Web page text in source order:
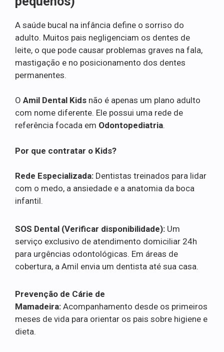
A saúde bucal na infância define o sorriso do
adulto. Muitos pais negligenciam os dentes de
leite, o que pode causar problemas graves na fala,
mastigação e no posicionamento dos dentes
permanentes.
O Amil Dental Kids não é apenas um plano adulto
com nome diferente. Ele possui uma rede de
referência focada em Odontopediatria.
Por que contratar o Kids?
Rede Especializada: Dentistas treinados para lidar
com o medo, a ansiedade e a anatomia da boca
infantil.
SOS Dental (Verificar disponibilidade): Um
serviço exclusivo de atendimento domiciliar 24h
para urgências odontológicas. Em áreas de
cobertura, a Amil envia um dentista até sua casa.
Prevenção de Cárie de
Mamadeira: Acompanhamento desde os primeiros
meses de vida para orientar os pais sobre higiene e
dieta.